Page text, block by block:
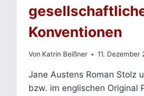
Konventionen
Von Katrin Beißner 11. Dezember
Jane Austens Roman Stolz
bzw. im englischen Original